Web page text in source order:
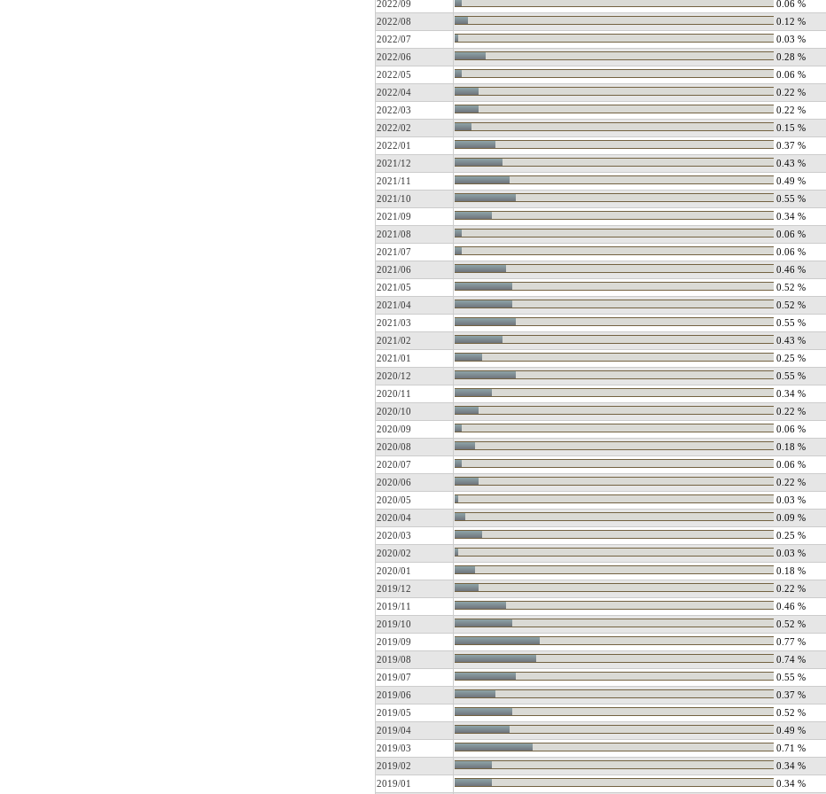
2022/09 0.06 %
2022/08
0.12 %
2022/07
0.03 %
2022/06
0.28 %
2022/05
0.06 %
2022/04
0.22 %
2022/03
0.22 %
2022/02
0.15 %
2022/01
0.37 %
2021/12
0.43 %
2021/11
0.49 %
2021/10
0.55 %
2021/09
0.34 %
2021/08
0.06 %
2021/07
0.06 %
2021/06
0.46 %
2021/05
0.52 %
2021/04
0.52 %
2021/03
0.55 %
2021/02
0.43 %
2021/01
0.25 %
2020/12
0.55 %
2020/11
0.34 %
2020/10
0.22 %
2020/09
0.06 %
2020/08
0.18 %
2020/07
0.06 %
2020/06
0.22 %
2020/05
0.03 %
2020/04
0.09 %
2020/03
0.25 %
2020/02
0.03 %
2020/01
0.18 %
2019/12
0.22 %
2019/11
0.46 %
2019/10
0.52 %
2019/09
0.77 %
2019/08
0.74 %
2019/07
0.55 %
2019/06
0.37 %
2019/05
0.52 %
2019/04
0.49 %
2019/03
0.71 %
2019/02
0.34 %
2019/01
0.34 %